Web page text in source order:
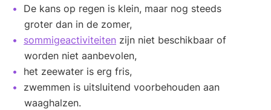
De kans op regen is klein, maar nog steeds
groter dan in de zomer,
sommigeactiviteiten zijn niet beschikbaar of
worden niet aanbevolen,
het zeewater is erg fris,
zwemmen is uitsluitend voorbehouden aan
waaghalzen.